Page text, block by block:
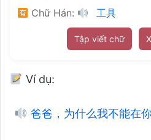
Chữ Hán:
工具
Tập viết chữ
Ví dụ:
爸爸，为什么我不能在